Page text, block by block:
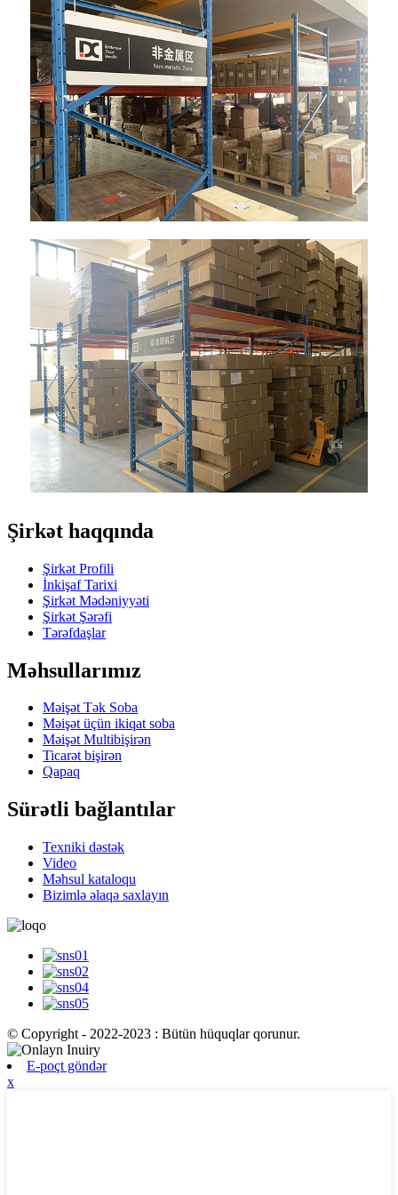
Şirkət haqqında
Şirkət Profili
İnkişaf Tarixi
Şirkət Mədəniyyəti
Şirkət Şərəfi
Tərəfdaşlar
Məhsullarımız
Məişət Tək Soba
Məişət üçün ikiqat soba
Məişət Multibişirən
Ticarət bişirən
Qapaq
Sürətli bağlantılar
Texniki dəstək
Video
Məhsul kataloqu
Bizimlə əlaqə saxlayın
© Copyright - 2022-2023 : Bütün hüquqlar qorunur.
E-poçt göndər
x